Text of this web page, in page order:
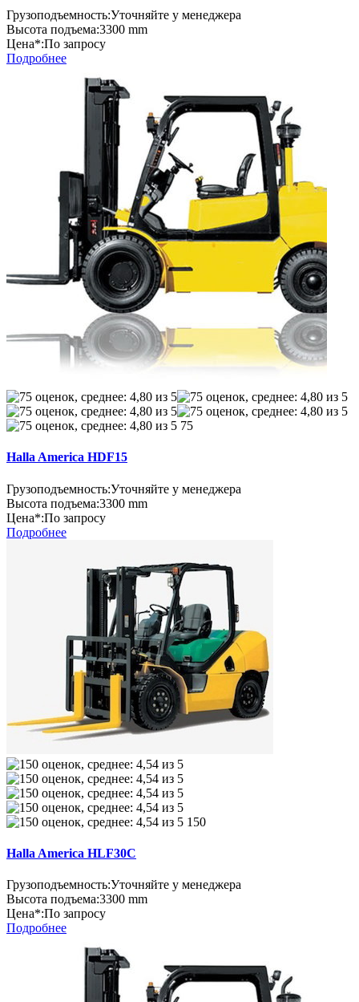
Грузоподъемность:Уточняйте у менеджера
Высота подъема:3300 mm
Цена*:По запросу
Подробнее
75
Halla America HDF15
Грузоподъемность:Уточняйте у менеджера
Высота подъема:3300 mm
Цена*:По запросу
Подробнее
150
Halla America HLF30C
Грузоподъемность:Уточняйте у менеджера
Высота подъема:3300 mm
Цена*:По запросу
Подробнее